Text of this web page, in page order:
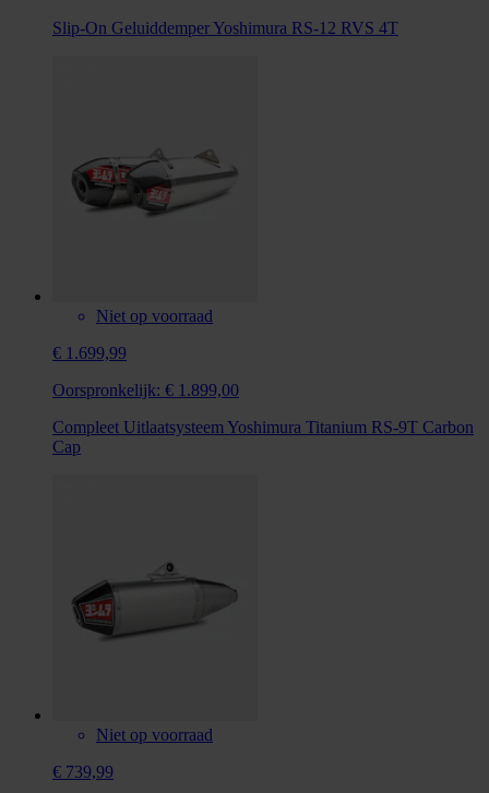
Slip-On Geluiddemper Yoshimura RS-12 RVS 4T
Niet op voorraad
€ 1.699,99
Oorspronkelijk: € 1.899,00
Compleet Uitlaatsysteem Yoshimura Titanium RS-9T Carbon
Cap
Niet op voorraad
€ 739,99